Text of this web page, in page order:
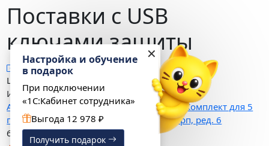
Поставки с USB
ключами защиты
Цена, руб.
Информация
Альфа-Авто: Автосервис+Автозапчасти. Комплект для 5
пользователей (аппаратная защита) Корп, ред. 6
63 000руб.
✕
Настройка и обучение
в подарок
При подключении
«1С:Кабинет сотрудника»
Выгода 12 978 ₽
Получить подарок